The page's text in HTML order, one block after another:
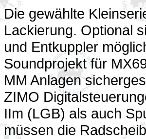
Die gewählte
Lackierung. Optional
und Entkuppler
Soundprojekt für
MM Anlagen
ZIMO
IIm (LGB) als auch
müssen die